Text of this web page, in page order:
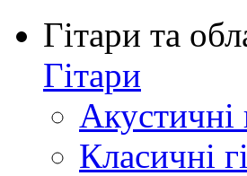
Гітари та
Гітари
Акустичні
Класичні